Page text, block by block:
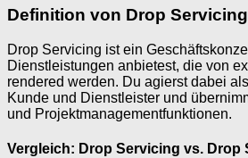
Definition von Drop
Drop Servicing ist ein
Dienstleistungen anbietest, die von
rendered werden. Du agierst dabei
Kunde und Dienstleister und
und Projektmanagementfunktionen.
Vergleich: Drop Servicing vs. Drop